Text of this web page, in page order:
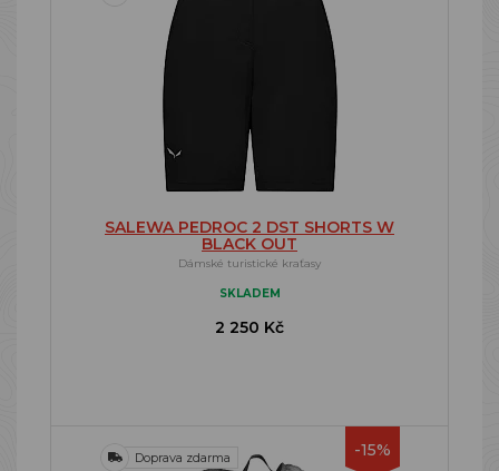
SALEWA PEDROC 2 DST SHORTS W
BLACK OUT
Dámské turistické kraťasy
SKLADEM
2 250 Kč
-15%
Doprava zdarma